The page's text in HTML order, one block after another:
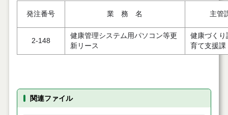
発注番号 業 務 名 主管
2-148
健康管理システム用パソコン等更
新リース
健康づくり
育て支援課
関連ファイル